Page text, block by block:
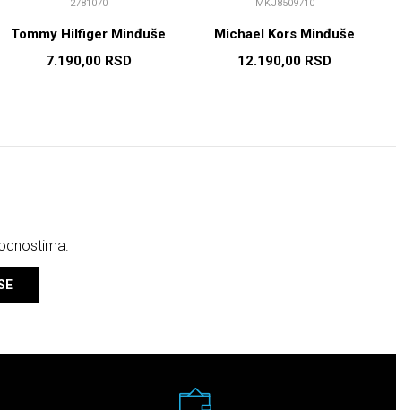
2781070
Tommy Hilfiger Minđuše
7.190,00 RSD
MKJ8509710
Michael Kors Minđuše
12.190,00 RSD